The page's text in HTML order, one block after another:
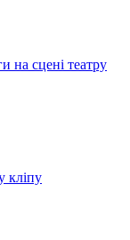
на сцені театру
кліпу